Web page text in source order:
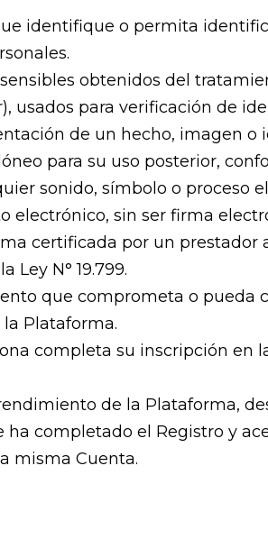
identifique o permita
obtenidos del
usados para verificación de
de un hecho, imagen o
para su uso posterior,
sonido, símbolo o proceso
sin ser firma
certificada por un prestador
Ley N° 19.799.
que comprometa o pueda
Plataforma.
completa su inscripción en
de la Plataforma,
completado el Registro y
misma Cuenta.